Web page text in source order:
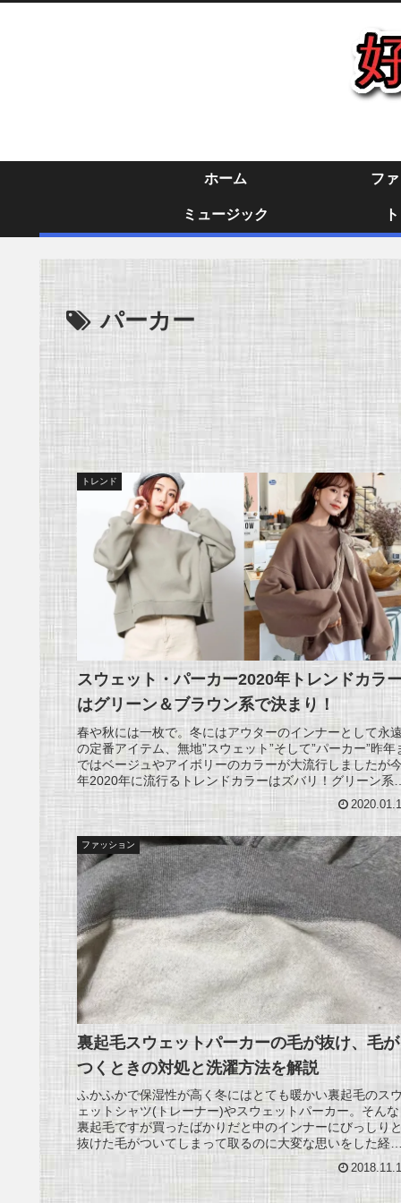
ホーム フ
ミュージック
パーカー
トレンド
スウェット・パーカー2020年トレンドカラ
はグリーン＆ブラウン系で決まり！
春や秋には一枚で。冬にはアウターのインナーとして永
の定番アイテム、無地”スウェット”そして”パーカー”昨年
ではベージュやアイボリーのカラーが大流行しましたが
年2020年に流行るトレンドカラーはズバリ！グリーン系
ファッション
裏起毛スウェットパーカーの毛が抜け、毛が
つくときの対処と洗濯方法を解説
ふかふかで保湿性が高く冬にはとても暖かい裏起毛のス
ェットシャツ(トレーナー)やスウェットパーカー。そんな
裏起毛ですが買ったばかりだと中のインナーにびっしり
抜けた毛がついてしまって取るのに大変な思いをした経
をした方は少なくないハズ？そん...